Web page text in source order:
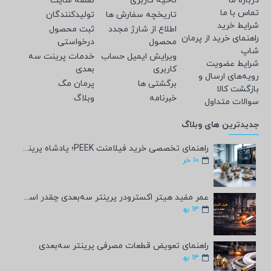
تماس با ما
شرایط خرید
راهنمای خرید از پرمان
شاپ
شرایط عضویت
رویه‌های ارسال و
بازگشت کالا
سوالات متداول
تاریخچه سفارش ها
اطلاع از شارژ مجدد
محصول
ویرایش ایمیل حساب
کاربری
برگشتی ها
خبرنامه
تولیدکنندگان
ثبت محصول
درخواستی
خدمات پرینت سه
بعدی
پرمان مگ
وبلاگ
جدیدترین های وبلاگ
راهنمای تخصصی خرید فیلامنت PEEK؛ پادشاه پرینت سه‌بعدی صنعتی و پزشکی + مشخصات فنی
10 خر
عمر مفید هیتر اکسترودر پرینتر سه‌بعدی چقدر است؟
13 به‍
راهنمای تعویض قطعات مصرفی پرینتر سه‌بعدی
13 به‍